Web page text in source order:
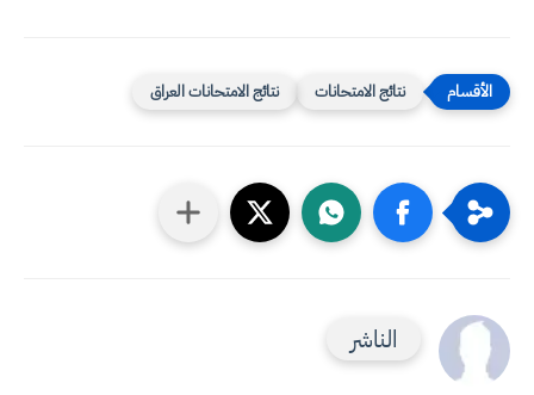
نتائج الامتحانات نتائج الامتحانات العراق
الناشر